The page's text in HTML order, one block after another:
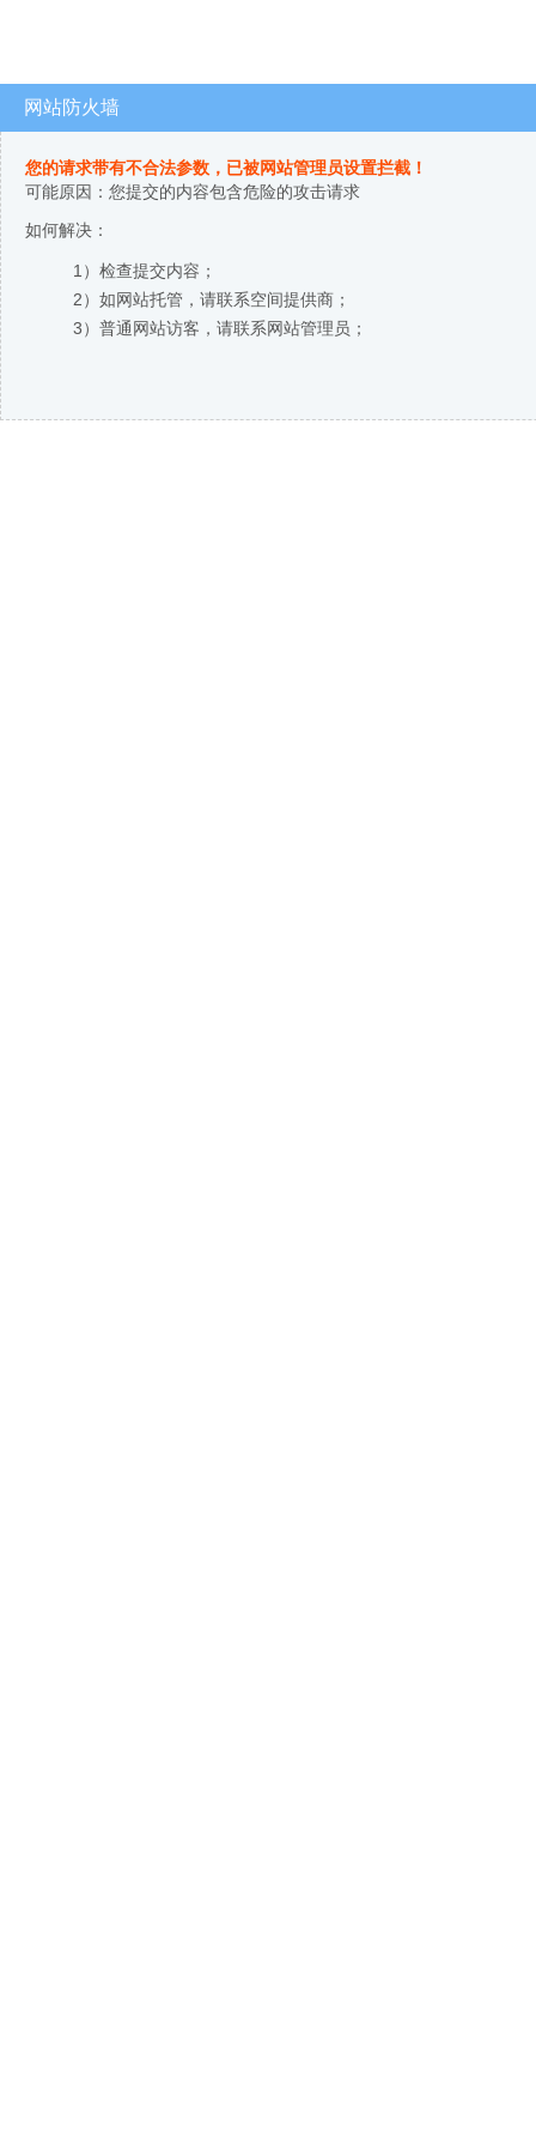
网站防火墙
您的请求带有不合法参数，已被网站管理员设置拦截！
可能原因：您提交的内容包含危险的攻击请求
如何解决：
1）检查提交内容；
2）如网站托管，请联系空间提供商；
3）普通网站访客，请联系网站管理员；